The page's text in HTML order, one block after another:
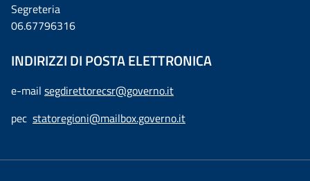
Segreteria
06.67796316
INDIRIZZI DI POSTA ELETTRONICA
e-mail segdirettorecsr@governo.it
pec statoregioni@mailbox.governo.it